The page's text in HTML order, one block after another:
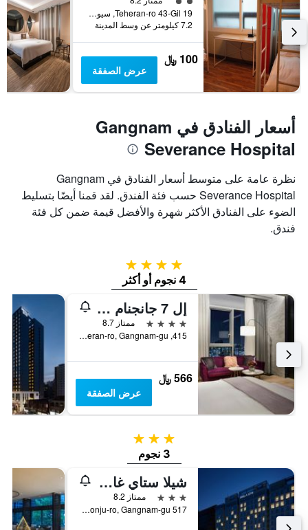
19 Teheran-ro 43-Gil, سيول, كوريا الجنوبية
7.2 كيلومتر عن وسط المدينة
100 ﷼
عرض الصفقة
أسعار الفنادق في Gangnam
Severance Hospital
نظرة عامة على متوسط أسعار الفنادق في Gangnam
Severance Hospital حسب فئة الفندق. لقد قمنا أيضًا بتسليط
الضوء على الفنادق الأكثر شهرة والأفضل قيمة ضمن كل فئة
فندق.
4 نجوم
4 نجوم أو أكثر
إل 7 جانجنام باي لوت هوتلز
4 نجوم
ممتاز 8.7
415, Teheran-ro, Gangnam-gu, سيول, كوريا الجنوبية
566 ﷼
عرض الصفقة
3 نجوم
3 نجوم
شيلا ستاي غانغنام ييوكسام
3 نجوم
ممتاز 8.2
517 Eonju-ro, Gangnam-gu, سيول, كوريا الجنوبية